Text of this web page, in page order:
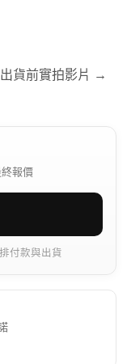
貨前實拍影片 →
報價
付款與出貨